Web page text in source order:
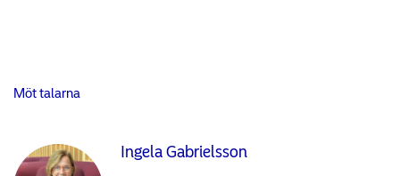
Möt talarna
Ingela Gabrielsson